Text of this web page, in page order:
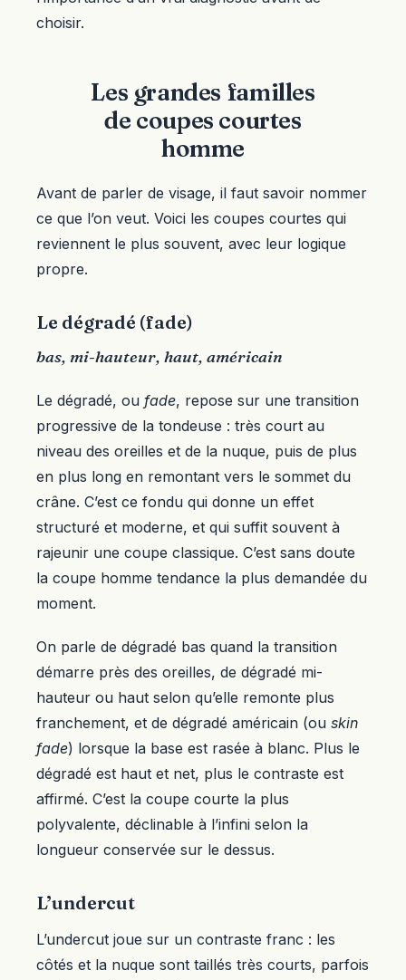
choisir.
Les grandes familles
de coupes courtes
homme
Avant de parler de visage, il faut savoir nommer
ce que l’on veut. Voici les coupes courtes qui
reviennent le plus souvent, avec leur logique
propre.
Le dégradé (fade)
bas, mi-hauteur, haut, américain
Le dégradé, ou fade, repose sur une transition
progressive de la tondeuse : très court au
niveau des oreilles et de la nuque, puis de plus
en plus long en remontant vers le sommet du
crâne. C’est ce fondu qui donne un effet
structuré et moderne, et qui suffit souvent à
rajeunir une coupe classique. C’est sans doute
la coupe homme tendance la plus demandée du
moment.
On parle de dégradé bas quand la transition
démarre près des oreilles, de dégradé mi-
hauteur ou haut selon qu’elle remonte plus
franchement, et de dégradé américain (ou skin
fade) lorsque la base est rasée à blanc. Plus le
dégradé est haut et net, plus le contraste est
affirmé. C’est la coupe courte la plus
polyvalente, déclinable à l’infini selon la
longueur conservée sur le dessus.
L’undercut
L’undercut joue sur un contraste franc : les
côtés et la nuque sont taillés très courts, parfois